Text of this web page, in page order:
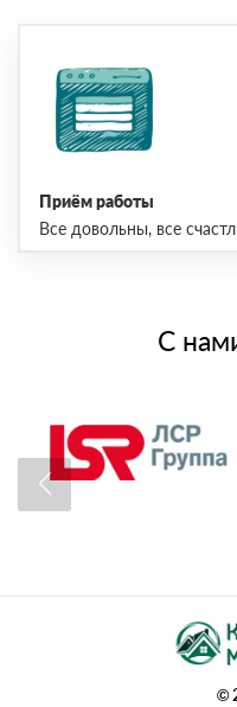
Приём работы
Все довольны, все
С
©